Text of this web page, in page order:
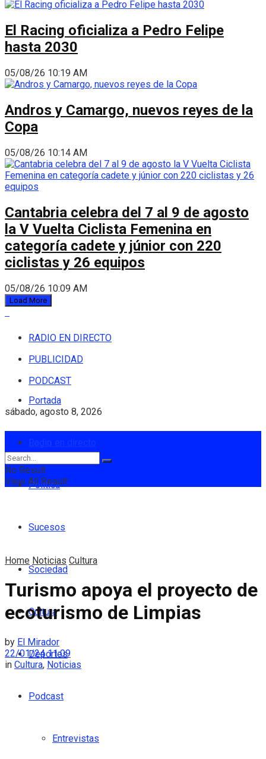
El Racing oficializa a Pedro Felipe
hasta 2030
05/08/26 10:19 AM
Andros y Camargo, nuevos reyes de la
Copa
05/08/26 10:14 AM
Cantabria celebra del 7 al 9 de agosto
la V Vuelta Ciclista Femenina en
categoría cadete y júnior con 220
ciclistas y 26 equipos
05/08/26 10:09 AM
Load More
RADIO EN DIRECTO
PUBLICIDAD
PODCAST
sábado, agosto 8, 2026
Portada
Política
Sucesos
Sociedad
Cultura
Deportes
Podcast
Entrevistas
No Result
View All Result
Home Noticias Cultura
Turismo apoya el proyecto de
ecoturismo de Limpias
by El Mirador
22/01/24 11:09
in Cultura, Noticias